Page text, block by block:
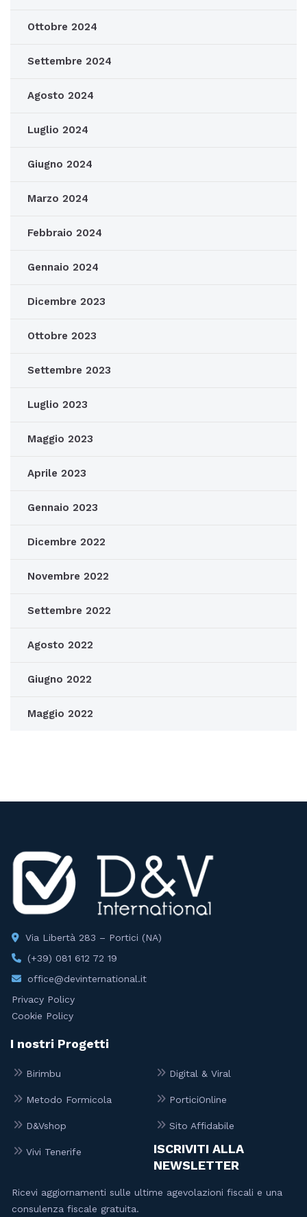
Ottobre 2024
Settembre 2024
Agosto 2024
Luglio 2024
Giugno 2024
Marzo 2024
Febbraio 2024
Gennaio 2024
Dicembre 2023
Ottobre 2023
Settembre 2023
Luglio 2023
Maggio 2023
Aprile 2023
Gennaio 2023
Dicembre 2022
Novembre 2022
Settembre 2022
Agosto 2022
Giugno 2022
Maggio 2022
Via Libertà 283 – Portici (NA)
(+39) 081 612 72 19
office@devinternational.it
Privacy Policy
Cookie Policy
I nostri Progetti
Birimbu Digital & Viral
Metodo Formicola PorticiOnline
D&Vshop Sito Affidabile
Vivi Tenerife
ISCRIVITI ALLA
NEWSLETTER
Ricevi aggiornamenti sulle ultime agevolazioni fiscali e una
consulenza fiscale gratuita.